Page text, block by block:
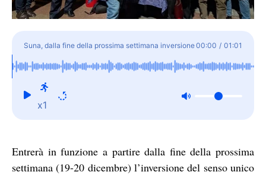
Suna, dalla fine della prossima settimana inversione
del senso unico
00:00 / 01:01
x1
Entrerà in funzione a partire dalla fine della prossima
settimana (19-20 dicembre) l’inversione del senso unico